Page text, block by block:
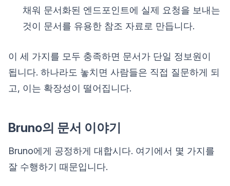
채워 문서화된 엔드포인트에 실제 요청을 보내는
것이 문서를 유용한 참조 자료로 만듭니다.
이 세 가지를 모두 충족하면 문서가 단일 정보원이
됩니다. 하나라도 놓치면 사람들은 직접 질문하게 되
고, 이는 확장성이 떨어집니다.
Bruno의 문서 이야기
Bruno에게 공정하게 대합시다. 여기에서 몇 가지를
잘 수행하기 때문입니다.